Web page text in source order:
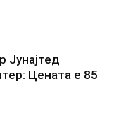
Јунајтед
Цената е 85